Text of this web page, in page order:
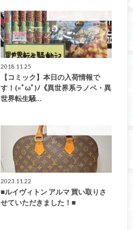
2018.11.25
【コミック】本日の入荷情報で
す！(=ﾟωﾟ)ﾉ《異世界系ラノベ・異
世界転生騒…
2023.11.22
■ルイヴィトン アルマ 買い取りさ
せていただきました！■